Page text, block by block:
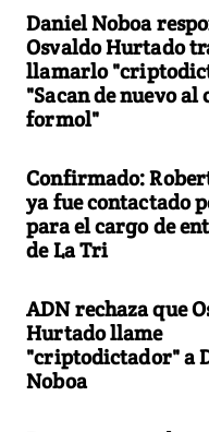
Daniel Noboa
Osvaldo Hurtado
llamarlo
"Sacan de nuevo al
formol"
Confirmado:
ya fue contactado
para el cargo de
de La Tri
ADN rechaza que
Hurtado llame
"criptodictador" a
Noboa